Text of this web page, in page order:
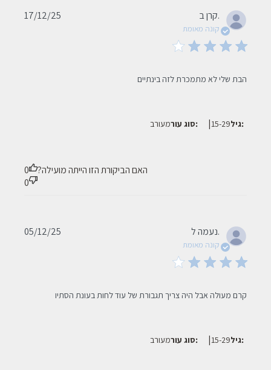
קרן ב.
קונה מאומת
הבת שלי לא מתמכרת לזה בינתיים
read more about review content
גיל: 15-29
| סוג עור: מעורב
Published
17/12/25
האם הביקורת הזו הייתה מועילה?
0
0
נעמה ל.
קונה מאומת
קרם מעולה אבל היה צריך תגבורת של עוד לחות בעונת הסתיו
read more about review content קרם מעולה אבל היה צריך
גיל: 15-29
| סוג עור: מעורב
Published
05/12/25